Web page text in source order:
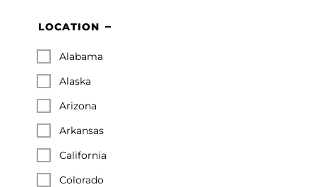
LOCATION
Alabama
Alaska
Arizona
Arkansas
California
Colorado